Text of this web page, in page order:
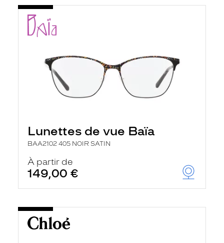
Lunettes de vue Baïa
BAA2102 405 NOIR SATIN
À partir de
149,00 €